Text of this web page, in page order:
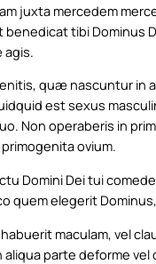
juxta mercedem
benedicat tibi Dominus
quæ nascuntur in
est sexus
Non operaberis in
ovium.
Domini Dei tui
quem elegerit
maculam, vel
parte deforme vel